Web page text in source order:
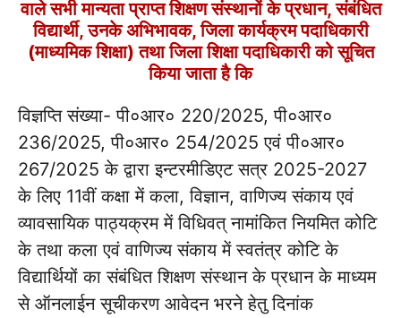
वाले सभी मान्यता प्राप्त शिक्षण संस्थानों के प्रधान, संबंधित
विद्यार्थी, उनके अभिभावक, जिला कार्यक्रम पदाधिकारी
(माध्यमिक शिक्षा) तथा जिला शिक्षा पदाधिकारी को सूचित
किया जाता है कि
विज्ञप्ति संख्या- पी०आर० 220/2025, पी०आर०
236/2025, पी०आर० 254/2025 एवं पी०आर०
267/2025 के द्वारा इन्टरमीडिएट सत्र 2025-2027
के लिए 11वीं कक्षा में कला, विज्ञान, वाणिज्य संकाय एवं
व्यावसायिक पाठ्यक्रम में विधिवत् नामांकित नियमित कोटि
के तथा कला एवं वाणिज्य संकाय में स्वतंत्र कोटि के
विद्यार्थियों का संबंधित शिक्षण संस्थान के प्रधान के माध्यम
से ऑनलाईन सूचीकरण आवेदन भरने हेतु दिनांक